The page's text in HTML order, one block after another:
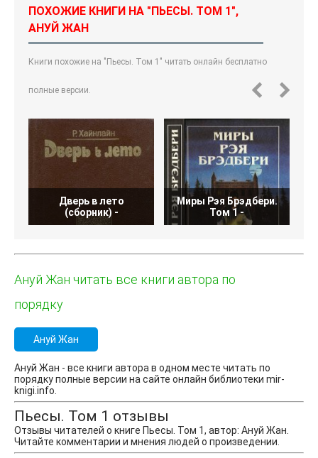
ПОХОЖИЕ КНИГИ НА "ПЬЕСЫ. ТОМ 1",
АНУЙ ЖАН
Книги похожие на "Пьесы. Том 1" читать онлайн бесплатно
полные версии.
Дверь в лето
(сборник) -
Миры Рэя Брэдбери.
Том 1 -
Ануй Жан читать все книги автора по
порядку
Ануй Жан
Ануй Жан - все книги автора в одном месте читать по
порядку полные версии на сайте онлайн библиотеки mir-
knigi.info.
Пьесы. Том 1 отзывы
Отзывы читателей о книге Пьесы. Том 1, автор: Ануй Жан.
Читайте комментарии и мнения людей о произведении.